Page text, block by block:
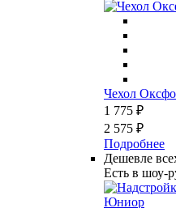
Чехол
1 775 ₽
2 575 ₽
Подробнее
Дешевле
Есть в шоу-